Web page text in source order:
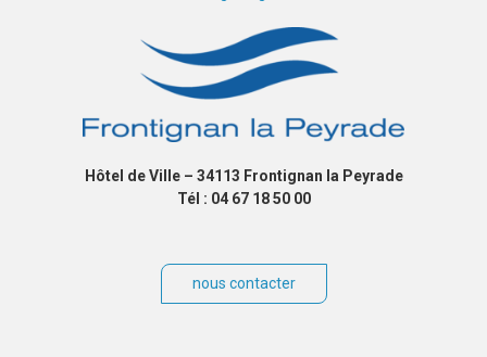
Hôtel de Ville – 34113 Frontignan la Peyrade
Tél : 04 67 18 50 00
nous contacter